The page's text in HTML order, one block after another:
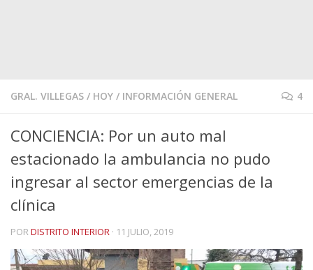
GRAL. VILLEGAS / HOY / INFORMACIÓN GENERAL 4
CONCIENCIA: Por un auto mal
estacionado la ambulancia no pudo
ingresar al sector emergencias de la
clínica
PORDISTRITO INTERIOR · 11 JULIO, 2019